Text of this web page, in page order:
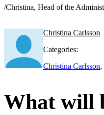
/Christina, Head of the
Christina Carlsson
Categories:
Christina Carlsson,
What will